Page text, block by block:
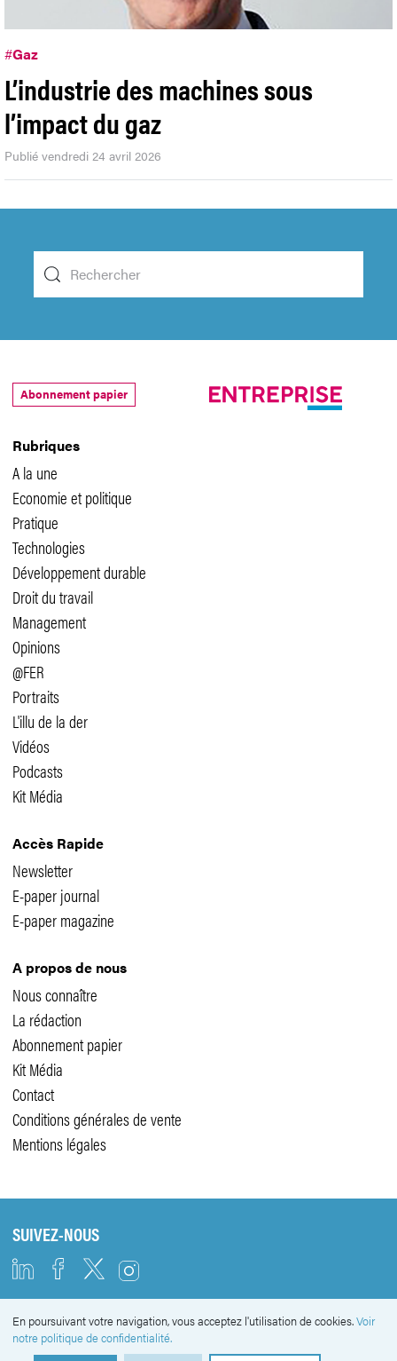
#Gaz
L’industrie des machines sous
l’impact du gaz
Publié vendredi 24 avril 2026
Rubriques
A la une
Economie et politique
Pratique
Technologies
Développement durable
Droit du travail
Management
Opinions
@FER
Portraits
L'illu de la der
Vidéos
Podcasts
Kit Média
Accès Rapide
Newsletter
E-paper journal
E-paper magazine
A propos de nous
Nous connaître
La rédaction
Abonnement papier
Kit Média
Contact
Conditions générales de vente
Mentions légales
Abonnement papier
SUIVEZ-NOUS
NEWSLETTER
En poursuivant votre navigation, vous acceptez l'utilisation de cookies.Voir
notre politique de confidentialité.